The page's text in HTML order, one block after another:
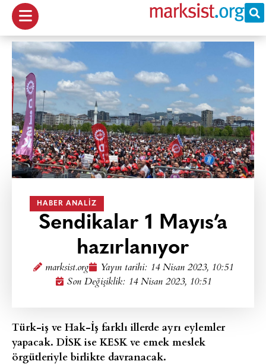
HABER ANALIZ
Sendikalar 1 Mayıs’a
hazırlanıyor
marksist.org Yayın tarihi: 14 Nisan 2023, 10:51
Son Değişiklik: 14 Nisan 2023, 10:51
Türk-iş ve Hak-İş farklı illerde ayrı eylemler
yapacak. DİSK ise KESK ve emek meslek
örgütleriyle birlikte davranacak.